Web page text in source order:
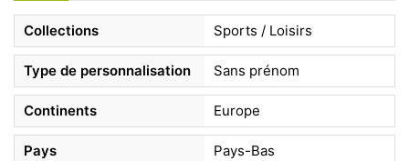
Collections Sports / Loisirs
Type de personnalisation Sans prénom
Continents Europe
Pays Pays-Bas